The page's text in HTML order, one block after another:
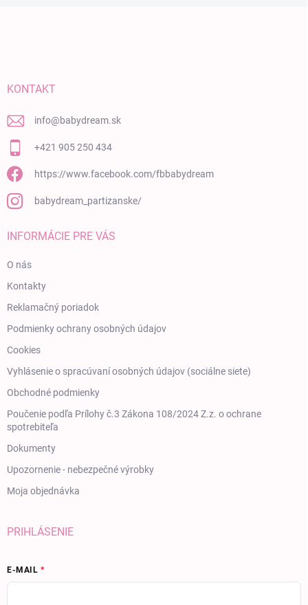
KONTAKT
info@babydream.sk
+421 905 250 434
https://www.facebook.com/fbbabydream
babydream_partizanske/
INFORMÁCIE PRE VÁS
O nás
Kontakty
Reklamačný poriadok
Podmienky ochrany osobných údajov
Cookies
Vyhlásenie o spracúvaní osobných údajov (sociálne siete)
Obchodné podmienky
Poučenie podľa Prílohy č.3 Zákona 108/2024 Z.z. o ochrane
spotrebiteľa
Dokumenty
Upozornenie - nebezpečné výrobky
Moja objednávka
PRIHLÁSENIE
E-MAIL